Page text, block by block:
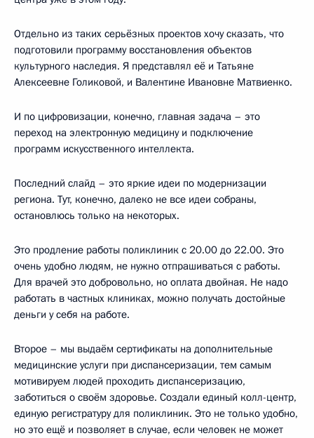
Отдельно из таких серьёзных проектов хочу сказать, что
подготовили программу восстановления объектов
культурного наследия. Я представлял её и Татьяне
Алексеевне Голиковой, и Валентине Ивановне Матвиенко.
И по цифровизации, конечно, главная задача – это
переход на электронную медицину и подключение
программ искусственного интеллекта.
Последний слайд – это яркие идеи по модернизации
региона. Тут, конечно, далеко не все идеи собраны,
остановлюсь только на некоторых.
Это продление работы поликлиник с 20.00 до 22.00. Это
очень удобно людям, не нужно отпрашиваться с работы.
Для врачей это добровольно, но оплата двойная. Не надо
работать в частных клиниках, можно получать достойные
деньги у себя на работе.
Второе – мы выдаём сертификаты на дополнительные
медицинские услуги при диспансеризации, тем самым
мотивируем людей проходить диспансеризацию,
заботиться о своём здоровье. Создали единый колл-центр,
единую регистратуру для поликлиник. Это не только удобно,
но это ещё и позволяет в случае, если человек не может